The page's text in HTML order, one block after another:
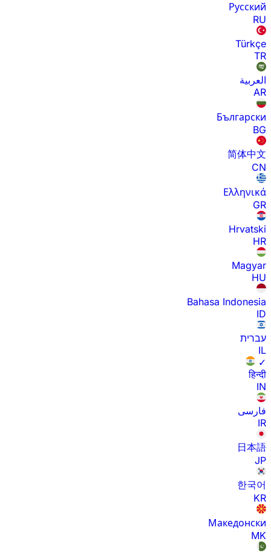
Русский
RU
Türkçe
TR
العربية
AR
Български
BG
简体中文
CN
Ελληνικά
GR
Hrvatski
HR
Magyar
HU
Bahasa Indonesia
ID
עברית
IL
✓
हिन्दी
IN
فارسی
IR
日本語
JP
한국어
KR
Македонски
MK